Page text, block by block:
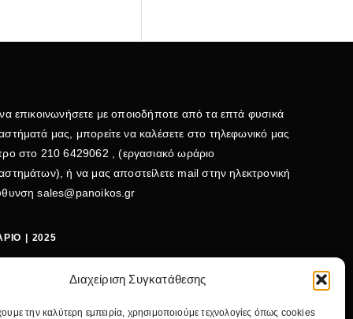
Διαχείριση Συγκατάθεσης
την καλύτερη εμπειρία, χρησιμοποιούμε τεχνολογίες όπως cookies
να επικοινωνήσετε με οποιοδήποτε από τα επτά φυσικά
μας, μπορείτε να καλέσετε στο τηλεφωνικό μας
στο 210 6429062 , (εργασιακό ωράριο
ή να μας αποστείλετε mail στην ηλεκτρονική
sales@panoikos.gr
| 2025
09:00-15:00